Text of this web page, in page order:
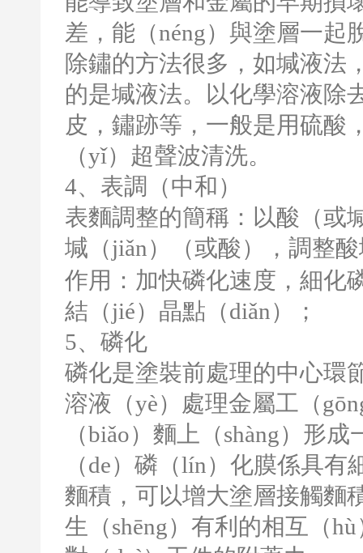
差，能（néng）與塗層一起
除鏽的方法很多，如堿液法
的是堿液法。以化學溶液除
皮，鏽跡等，一般是用硫酸
（yǐ）超聲波清洗。
4、表調（中和）
表麵調整的簡稱：以酸（或
堿（jiǎn）（或酸），調整
作用：加快磷化速度，細化
結（jié）晶點（diǎn）；
5、磷化
磷化是塗裝前處理的中心環
溶液（yè）處理金屬工（
（biǎo）麵上（shàng）形
（de）磷（lín）化膜係具
麵積，可以增大塗層接觸麵
生（shēng）有利的相互（